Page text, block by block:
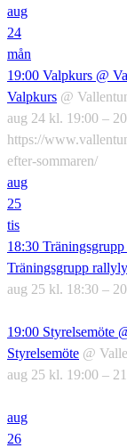
aug
24
mån
19:00 Valpkurs @
Valpkurs @
aug 24 kl. 19:00 –
https://
efter-sommaren/
aug
25
tis
18:30
Träningsgrupp
aug 25 kl. 18:30 –
19:00 Styrelsemöte
Styrelsemöte @
aug 25 kl. 19:00 –
aug
26